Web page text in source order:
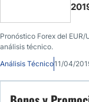
Pronóstico Forex del
análisis técnico.
Análisis Técnico11/04/